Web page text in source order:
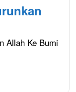
Allah Ke Bumi